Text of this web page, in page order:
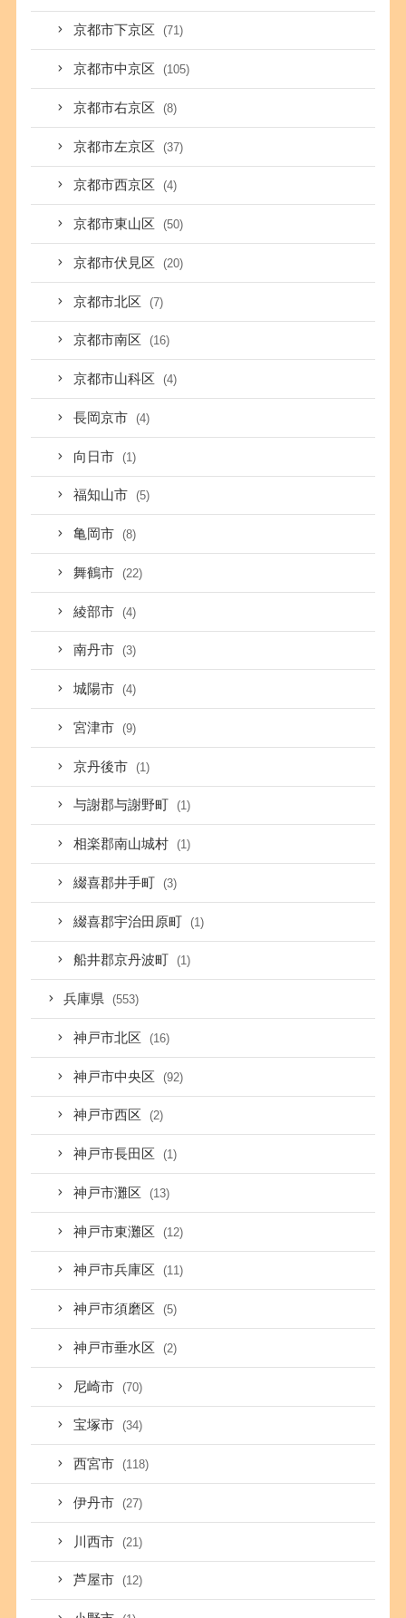
京都市下京区 (71)
京都市中京区 (105)
京都市右京区 (8)
京都市左京区 (37)
京都市西京区 (4)
京都市東山区 (50)
京都市伏見区 (20)
京都市北区 (7)
京都市南区 (16)
京都市山科区 (4)
長岡京市 (4)
向日市 (1)
福知山市 (5)
亀岡市 (8)
舞鶴市 (22)
綾部市 (4)
南丹市 (3)
城陽市 (4)
宮津市 (9)
京丹後市 (1)
与謝郡与謝野町 (1)
相楽郡南山城村 (1)
綴喜郡井手町 (3)
綴喜郡宇治田原町 (1)
船井郡京丹波町 (1)
兵庫県 (553)
神戸市北区 (16)
神戸市中央区 (92)
神戸市西区 (2)
神戸市長田区 (1)
神戸市灘区 (13)
神戸市東灘区 (12)
神戸市兵庫区 (11)
神戸市須磨区 (5)
神戸市垂水区 (2)
尼崎市 (70)
宝塚市 (34)
西宮市 (118)
伊丹市 (27)
川西市 (21)
芦屋市 (12)